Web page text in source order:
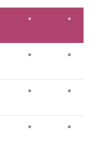
۰ ۰
۰ ۰
۰ ۰
۰ ۰